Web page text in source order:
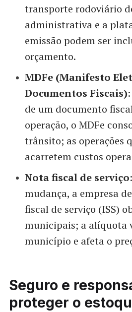
transporte rodoviário
administrativa e a
emissão podem ser
orçamento.
MDFe (Manifesto
Documentos Fiscais)
de um documento
operação, o MDFe
trânsito; as operações
acarretem custos
Nota fiscal de serviço
mudança, a empresa
fiscal de serviço (ISS)
municipais; a alíquota
município e afeta o
Seguro e
proteger o